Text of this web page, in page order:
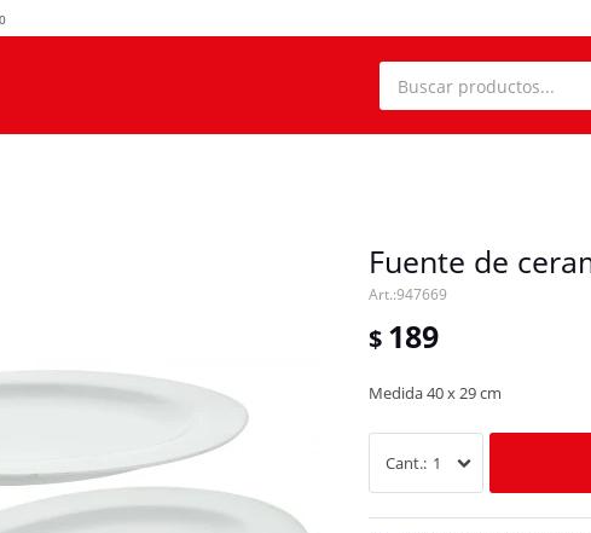
Fuente de
947669
$ 189
Medida 40 x 29 cm
1